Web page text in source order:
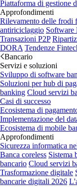
Piattaforma di gestione
Approfondimenti
Rilevamento delle frodi
antiriciclaggio
Transazioni P2P
DORA Tendenze
Bancario
Servizi e soluzioni
Sviluppo di software
Soluzioni per hub di
banking Cloud servizi
Casi di successo
Ecosistema di
Implementazione del
Ecosistema di mobile
Approfondimenti
Sicurezza informatica
Banca coreless Sistema
bancario Cloud servizi
Trasformazione digitale
bancarie digitali 2026